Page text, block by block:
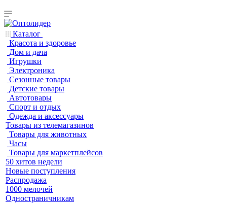
Каталог
Красота и здоровье
Дом и дача
Игрушки
Электроника
Сезонные товары
Детские товары
Автотовары
Спорт и отдых
Одежда и аксессуары
Товары из телемагазинов
Товары для животных
Часы
Товары для маркетплейсов
50 хитов недели
Новые поступления
Распродажа
1000 мелочей
Одностраничникам